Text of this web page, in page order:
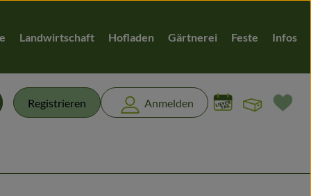
Landwirtschaft Hofladen Gärtnerei Feste Infos
Registrieren Anmelden